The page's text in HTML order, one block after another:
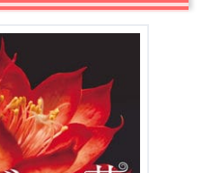
し解約もOK／／
で見る